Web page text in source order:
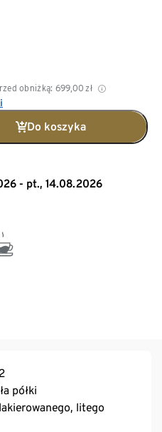
obniżką: 699,00 zł
Do koszyka
- pt., 14.08.2026
półki
litego